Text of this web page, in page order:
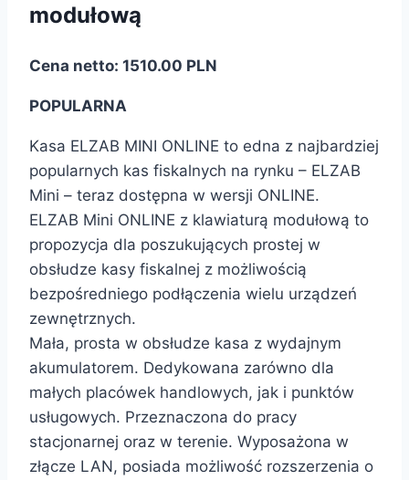
modułową
Cena netto: 1510.00 PLN
POPULARNA
Kasa ELZAB MINI ONLINE to edna z najbardziej
popularnych kas fiskalnych na rynku – ELZAB
Mini – teraz dostępna w wersji ONLINE.
ELZAB Mini ONLINE z klawiaturą modułową to
propozycja dla poszukujących prostej w
obsłudze kasy fiskalnej z możliwością
bezpośredniego podłączenia wielu urządzeń
zewnętrznych.
Mała, prosta w obsłudze kasa z wydajnym
akumulatorem. Dedykowana zarówno dla
małych placówek handlowych, jak i punktów
usługowych. Przeznaczona do pracy
stacjonarnej oraz w terenie. Wyposażona w
złącze LAN, posiada możliwość rozszerzenia o